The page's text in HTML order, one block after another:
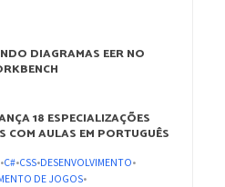
DIAGRAMAS EER NO
18 ESPECIALIZAÇÕES
COM AULAS EM PORTUGUÊS
•C#•CSS•DESENVOLVIMENTO•
DE JOGOS•